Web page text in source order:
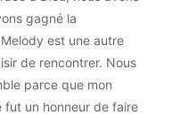
gagné la
est une autre
de rencontrer. Nous
parce que mon
fut un honneur de faire